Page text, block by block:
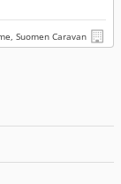
Suomen Caravan